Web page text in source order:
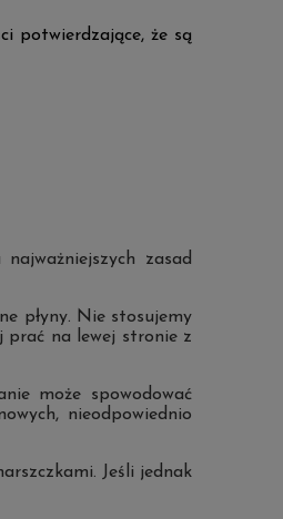
potwierdzające, że są
zasad
płyny. Nie stosujemy
prać na lewej stronie z
może spowodować
nieodpowiednio
Jeśli jednak